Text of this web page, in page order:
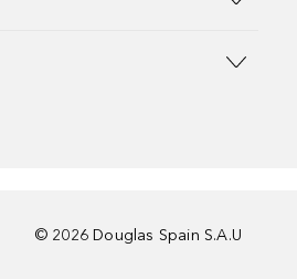
© 2026 Douglas Spain S.A.U